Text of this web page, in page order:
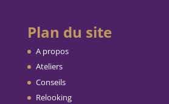
Plan du site
A propos
Ateliers
Conseils
Relooking